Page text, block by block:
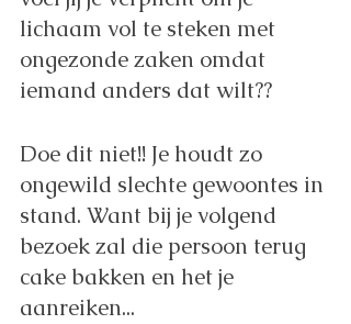
lichaam vol te steken met
ongezonde zaken omdat
iemand anders dat wilt??
Doe dit niet!! Je houdt zo
ongewild slechte gewoontes in
stand. Want bij je volgend
bezoek zal die persoon terug
cake bakken en het je
aanreiken...